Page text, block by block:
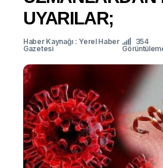
UYARILAR;
Haber Kaynağı : Yerel Haber
Gazetesi
354